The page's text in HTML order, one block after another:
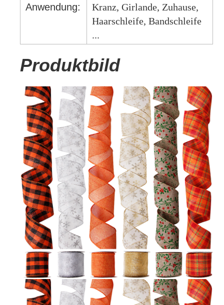
Anwendung:
Kranz, Girlande, Zuhause,
Haarschleife, Bandschleife
...
Produktbild